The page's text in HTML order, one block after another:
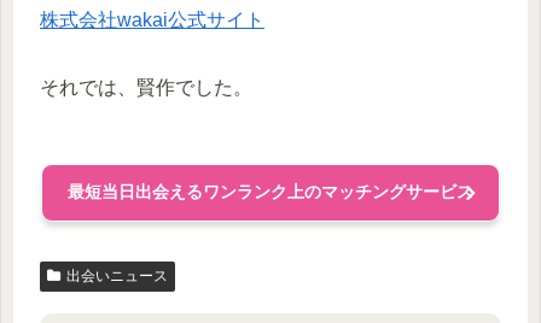
株式会社wakai公式サイト
それでは、賢作でした。
最短当日出会えるワンランク上のマッチングサービス
出会いニュース